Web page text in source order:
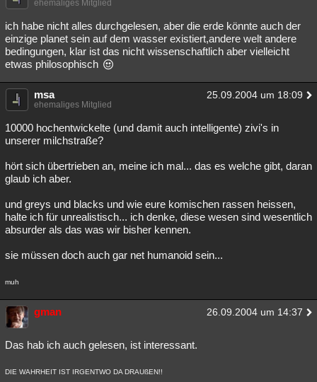
ehemaliges Mitglied
ich habe nicht alles durchgelesen, aber die erde könnte auch der
einzige planet sein auf dem wasser existiert,andere welt andere
bedingungen, klar ist das nicht wissenschaftlich aber vielleicht
etwas philosophisch
msa 25.09.2004 um 18:09
ehemaliges Mitglied
10000 hochentwickelte (und damit auch intelligente) zivi's in
unserer milchstraße?
hört sich übertrieben an, meine ich mal... das es welche gibt, daran
glaub ich aber.
und greys und blacks und wie eure komischen rassen heissen,
halte ich für unrealistisch... ich denke, diese wesen sind wesentlich
absurder als das was wir bisher kennen.
sie müssen doch auch gar net humanoid sein...
muh
gman 26.09.2004 um 14:37
Das hab ich auch gelesen, ist interessant.
DIE WAHRHEIT IST IRGENTWO DA DRAUßEN!!